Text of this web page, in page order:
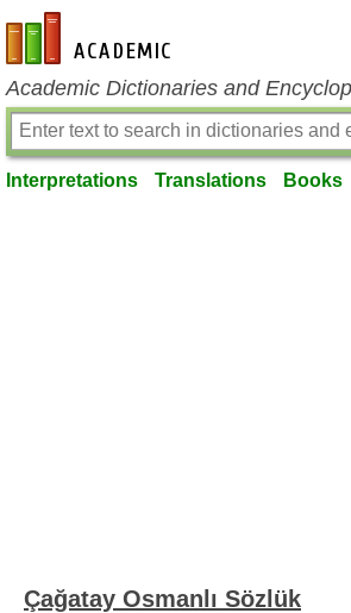
en-academic.com
Academic Dictionaries and
Interpretations Translations Books
Çağatay Osmanlı Sözlük